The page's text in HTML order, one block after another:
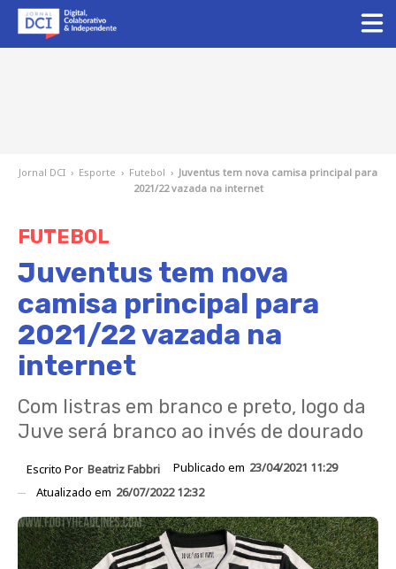
Jornal DCI › Esporte › Futebol › Juventus tem nova camisa principal para
2021/22 vazada na internet
FUTEBOL
Juventus tem nova
camisa principal para
2021/22 vazada na
internet
Com listras em branco e preto, logo da
Juve será branco ao invés de dourado
Escrito Por Beatriz Fabbri Publicado em 23/04/2021 11:29
Atualizado em 26/07/2022 12:32